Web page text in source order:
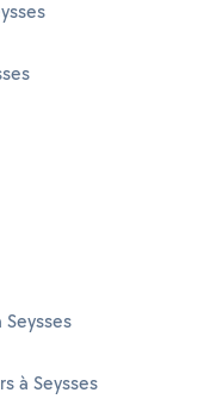
à Seysses